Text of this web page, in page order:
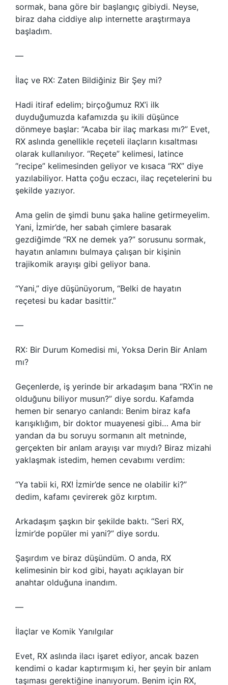
sormak, bana göre bir başlangıç gibiydi. Neyse,
biraz daha ciddiye alıp internette araştırmaya
başladım.
—
İlaç ve RX: Zaten Bildiğiniz Bir Şey mi?
Hadi itiraf edelim; birçoğumuz RX’i ilk
duyduğumuzda kafamızda şu ikili düşünce
dönmeye başlar: “Acaba bir ilaç markası mı?” Evet,
RX aslında genellikle reçeteli ilaçların kısaltması
olarak kullanılıyor. “Reçete” kelimesi, latince
“recipe” kelimesinden geliyor ve kısaca “RX” diye
yazılabiliyor. Hatta çoğu eczacı, ilaç reçetelerini bu
şekilde yazıyor.
Ama gelin de şimdi bunu şaka haline getirmeyelim.
Yani, İzmir’de, her sabah çimlere basarak
gezdiğimde “RX ne demek ya?” sorusunu sormak,
hayatın anlamını bulmaya çalışan bir kişinin
trajikomik arayışı gibi geliyor bana.
“Yani,” diye düşünüyorum, “Belki de hayatın
reçetesi bu kadar basittir.”
—
RX: Bir Durum Komedisi mi, Yoksa Derin Bir Anlam
mı?
Geçenlerde, iş yerinde bir arkadaşım bana “RX’in ne
olduğunu biliyor musun?” diye sordu. Kafamda
hemen bir senaryo canlandı: Benim biraz kafa
karışıklığım, bir doktor muayenesi gibi… Ama bir
yandan da bu soruyu sormanın alt metninde,
gerçekten bir anlam arayışı var mıydı? Biraz mizahi
yaklaşmak istedim, hemen cevabımı verdim:
“Ya tabii ki, RX! İzmir’de sence ne olabilir ki?”
dedim, kafamı çevirerek göz kırptım.
Arkadaşım şaşkın bir şekilde baktı. “Seri RX,
İzmir’de popüler mi yani?” diye sordu.
Şaşırdım ve biraz düşündüm. O anda, RX
kelimesinin bir kod gibi, hayatı açıklayan bir
anahtar olduğuna inandım.
—
İlaçlar ve Komik Yanılgılar
Evet, RX aslında ilacı işaret ediyor, ancak bazen
kendimi o kadar kaptırmışım ki, her şeyin bir anlam
taşıması gerektiğine inanıyorum. Benim için RX,